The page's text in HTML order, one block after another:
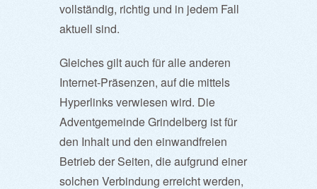
vollständig, richtig und in jedem Fall
aktuell sind.
Gleiches gilt auch für alle anderen
Internet-Präsenzen, auf die mittels
Hyperlinks verwiesen wird. Die
Adventgemeinde Grindelberg ist für
den Inhalt und den einwandfreien
Betrieb der Seiten, die aufgrund einer
solchen Verbindung erreicht werden,